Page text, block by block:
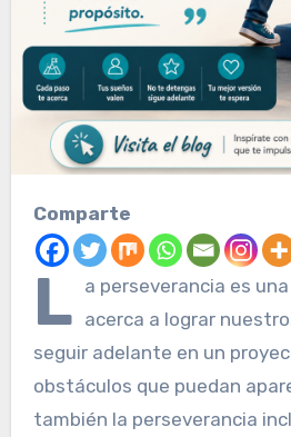
Comparte
L a perseverancia es
acerca a lograr
seguir adelante en un
obstáculos que puedan
también la perseverancia